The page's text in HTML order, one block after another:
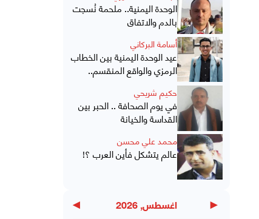
الوحدة اليمنية.. ملحمة نُسجت
بالدم والاتفاق
أسامة البركاني
عيد الوحدة اليمنية بين الخطاب
الرمزي والواقع المنقسم..
حكيم شريحي
في يوم الصحافة .. الحبر بين
القداسة والخيانة
محمد علي محسن
عالم يتشكل فأين العرب ؟!
◀ اغسطس, 2026 ▶